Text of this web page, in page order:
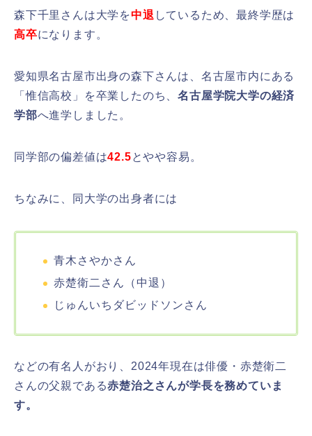
森下千里さんは大学を中退 しているため、最終学歴は
高卒になります。
愛知県名古屋市出身の森下さんは、名古屋市内にある
「惟信高校」を卒業したのち、名古屋学院大学の経済
学部へ進学しました。
同学部の偏差値は42.5とやや容易。
ちなみに、同大学の出身者には
青木さやかさん
赤楚衛二さん（中退）
じゅんいちダビッドソンさん
などの有名人がおり、2024年現在は俳優・赤楚衛二
さんの父親である赤楚治之さんが学長を務めていま
す。